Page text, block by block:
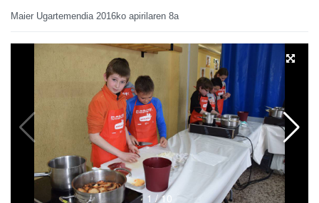
Maier Ugartemendia 2016ko apirilaren 8a